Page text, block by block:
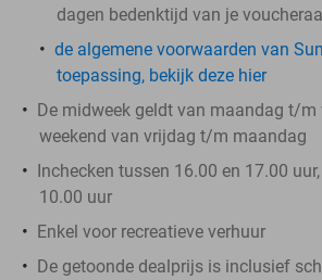
dagen bedenktijd van je
de algemene voorwaarden van
toepassing, bekijk deze hier
De midweek geldt van maandag t/m
weekend van vrijdag t/m maandag
Inchecken tussen 16.00 en 17.00
10.00 uur
Enkel voor recreatieve verhuur
De getoonde dealprijs is inclusief